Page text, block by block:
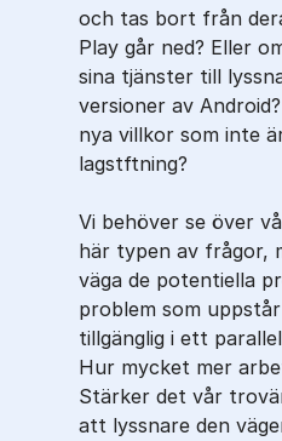
och tas bort från
Play går ned? Eller
sina tjänster till
versioner av
nya villkor som inte
lagstftning?
Vi behöver se över
här typen av frågor,
väga de potentiella
problem som
tillgänglig i ett
Hur mycket mer
Stärker det vår
att lyssnare den